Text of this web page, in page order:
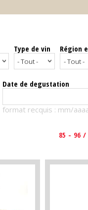
Type de vin Région
Date de degustation
format recquis : mm/
85 - 96 /